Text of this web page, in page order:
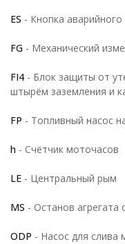
ES - Кнопка
FG - Механический
FI4 - Блок защиты от
штырём заземления и
FP - Топливный насос
h - Счётчик моточасов
LE - Центральный рым
MS - Останов
ODP - Насос для слива